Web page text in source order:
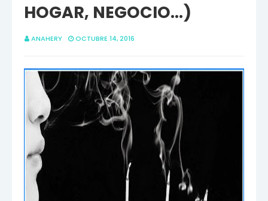
HOGAR, NEGOCIO...)
ANAHERY OCTUBRE 14, 2016